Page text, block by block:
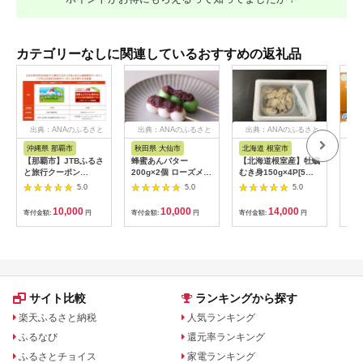
カテゴリーなしに関連しているおすすめの返礼品
出典：ANAのふるさと
沖縄県 那覇市
【那覇市】JTBふるさ
と旅行クーポン
（3,000円分）有効期
間3年（Eメール発
行）｜旅行 トラベル
予約 国内旅行 JTB 宿
泊 観光 体験 旅行券
人気 おすすめ 旅行ク
ン ネット予約 電話 有
5.0
寄付金額: 10,000 円
出典：ANAのふるさと
秋田県 大仙市
蜂蜜あんバター
200g×2個 ローズメイ
[あんバター はちみ
つ 発酵バター あん
こ 水あめ不使用 秋
田県 大仙市]
5.0
寄付金額: 10,000 円
出典：ANAのふるさと
納税
北海道 根室市
【北海道根室産】牡蠣
むき身150g×4P[5月
下旬以降発送] A-
5.0
寄付金額: 14,000 円
サイト比較
楽天ふるさと納税
ふるなび
ふるさとチョイス
ランキングから探す
人気ランキング
還元率ランキング
家電ランキング